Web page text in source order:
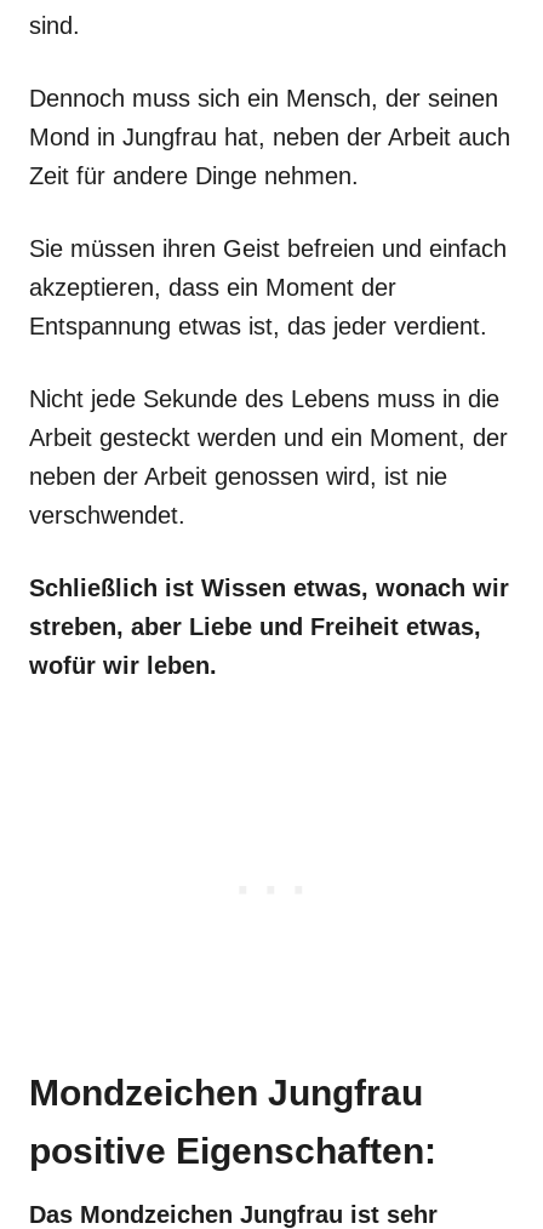
sind.
Dennoch muss sich ein Mensch, der seinen
Mond in Jungfrau hat, neben der Arbeit auch
Zeit für andere Dinge nehmen.
Sie müssen ihren Geist befreien und einfach
akzeptieren, dass ein Moment der
Entspannung etwas ist, das jeder verdient.
Nicht jede Sekunde des Lebens muss in die
Arbeit gesteckt werden und ein Moment, der
neben der Arbeit genossen wird, ist nie
verschwendet.
Schließlich ist Wissen etwas, wonach wir
streben, aber Liebe und Freiheit etwas,
wofür wir leben.
Mondzeichen Jungfrau
positive Eigenschaften:
Das Mondzeichen Jungfrau ist sehr